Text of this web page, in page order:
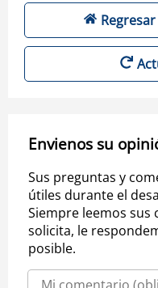
Envienos su
Sus preguntas y
útiles durante el
Siempre leemos sus
solicita, le
posible.